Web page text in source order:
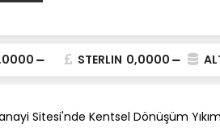
STERLIN 0,0000
Sitesi'nde Kentsel Dönüşüm